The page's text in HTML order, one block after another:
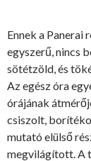
Ennek a Panerai
egyszerű, nincs
sötétzöld, és
Az egész óra
órájának
csiszolt,
mutató elülső
megvilágított. A